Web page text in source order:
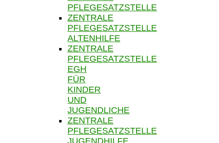
PFLEGESATZSTELLE
ZENTRALE
PFLEGESATZSTELLE
ALTENHILFE
ZENTRALE
PFLEGESATZSTELLE
EGH
FÜR
KINDER
UND
JUGENDLICHE
ZENTRALE
PFLEGESATZSTELLE
JUGENDHILFE